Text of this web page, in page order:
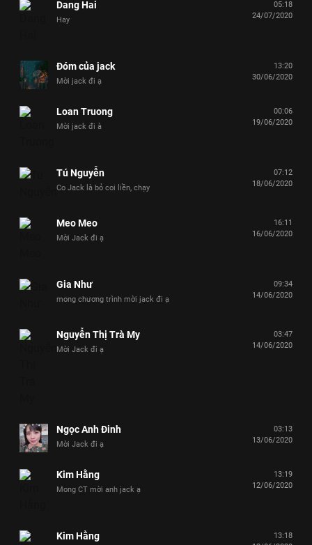
Dang Hai
Hay
05:18
24/07/2020
Đóm của jack
Mời jack đi ạ
13:20
30/06/2020
Loan Truong
Mời jack đi à
00:06
19/06/2020
Tú Nguyễn
Co Jack là bỏ coi liền, chạy
07:12
18/06/2020
Meo Meo
Mời Jack đi ạ
16:11
16/06/2020
Gia Như
mong chương trình mời jack đi ạ
09:34
14/06/2020
Nguyễn Thị Trà My
Mời Jack đi ạ
03:47
14/06/2020
Ngọc Anh Đinh
Mời Jack đi ạ
03:13
13/06/2020
Kim Hằng
Mong CT mời anh jack ạ
13:19
12/06/2020
Kim Hằng
13:18